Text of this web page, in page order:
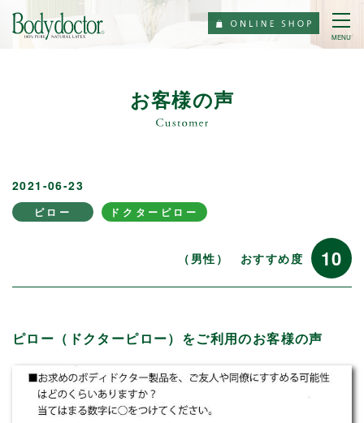
MENU
お客様の声
2021-06-23
ピロー ドクターピロー
（男性） おすすめ度 10
ピロー（ドクターピロー）をご利用のお客様の声